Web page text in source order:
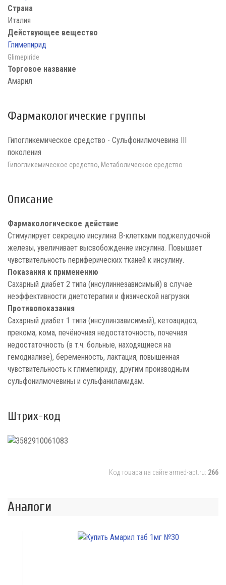
Страна
Италия
Действующее вещество
Глимепирид
Glimepiride
Торговое название
Амарил
Фармакологические группы
Гипогликемическое средство - Сульфонилмочевина III
поколения
Гипогликемическое средство, Метаболическое средство
Описание
Фармакологическое действие
Стимулирует секрецию инсулина В-клетками поджелудочной
железы, увеличивает высвобождение инсулина. Повышает
чувствительность периферических тканей к инсулину.
Показания к применению
Сахарный диабет 2 типа (инсулиннезависимый) в случае
неэффективности диетотерапии и физической нагрузки.
Противопоказания
Сахарный диабет 1 типа (инсулинзависимый), кетоацидоз,
прекома, кома, печёночная недостаточность, почечная
недостаточность (в т.ч. больные, находящиеся на
гемодиализе), беременность, лактация, повышенная
чувствительность к глимепириду, другим производным
сульфонилмочевины и сульфаниламидам.
Штрих-код
Код товара на сайте armed-apt.ru: 266
Аналоги